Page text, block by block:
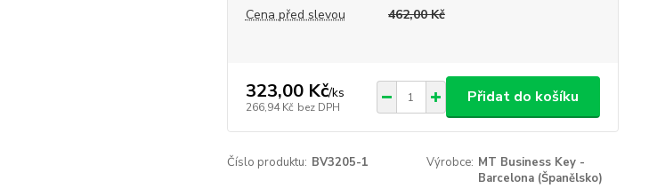
Cena před slevou
462,00 Kč
323,00 Kč/ks
266,94 Kč bez DPH
Přidat do košíku
Číslo produktu: BV3205-1 Výrobce: MT Business Key -
Barcelona (Španělsko)